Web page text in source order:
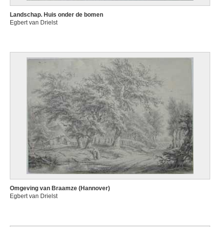
Landschap. Huis onder de bomen
Egbert van Drielst
Omgeving van Braamze (Hannover)
Egbert van Drielst